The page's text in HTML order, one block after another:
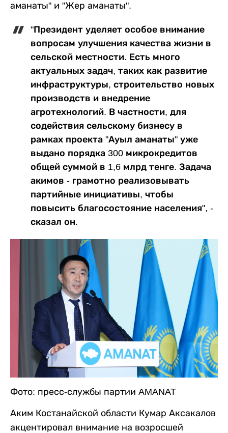
аманаты" и "Жер аманаты".
"Президент уделяет особое внимание
вопросам улучшения качества жизни в
сельской местности. Есть много
актуальных задач, таких как развитие
инфраструктуры, строительство новых
производств и внедрение
агротехнологий. В частности, для
содействия сельскому бизнесу в
рамках проекта "Ауыл аманаты" уже
выдано порядка 300 микрокредитов
общей суммой в 1,6 млрд тенге. Задача
акимов - грамотно реализовывать
партийные инициативы, чтобы
повысить благосостояние населения", -
сказал он.
Фото: пресс-службы партии AMANAT
Аким Костанайской области Кумар Аксакалов
акцентировал внимание на возросшей